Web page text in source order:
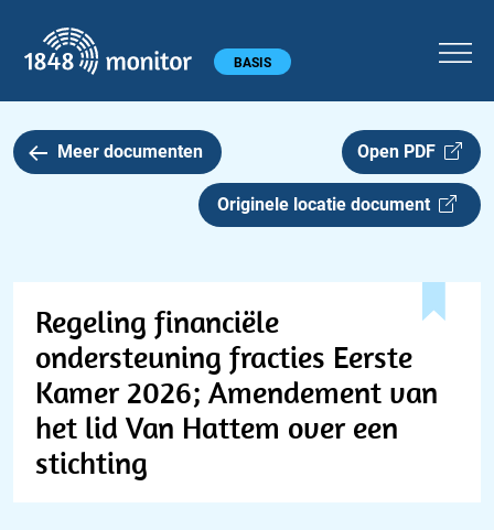
Hoofdmenu BASIS
Meer documenten Open PDF
Originele locatie document
Regeling financiële
ondersteuning fracties Eerste
Kamer 2026; Amendement van
het lid Van Hattem over een
stichting